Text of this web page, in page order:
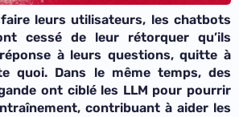
leurs utilisateurs, les chatbots
cessé de leur rétorquer qu’ils
à leurs questions, quitte à
quoi. Dans le même temps, des
ont ciblé les LLM pour pourrir
contribuant à aider les